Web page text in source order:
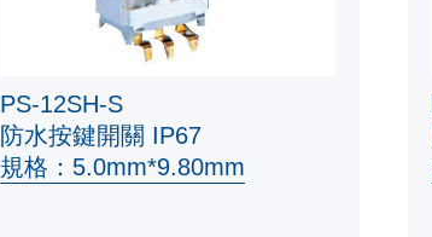
PS-12SH-S
防水按鍵開關 IP67
規格：5.0mm*9.80mm